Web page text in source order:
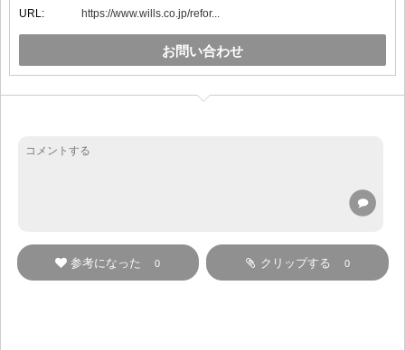
URL:
https://www.wills.co.jp/refor...
お問い合わせ
クリップする 0
参考になった 0